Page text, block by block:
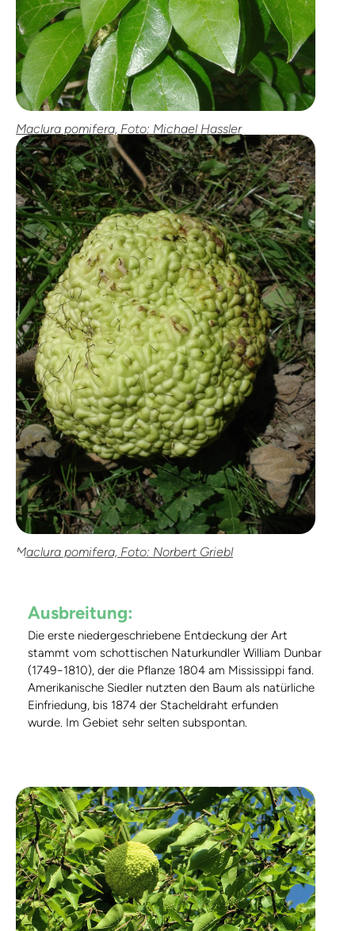
Maclura pomifera, Foto: Michael Hassler
Maclura pomifera, Foto: Norbert Griebl
Ausbreitung:
Die erste niedergeschriebene Entdeckung der Art
stammt vom schottischen Naturkundler William Dunbar
(1749−1810), der die Pflanze 1804 am Mississippi fand.
Amerikanische Siedler nutzten den Baum als natürliche
Einfriedung, bis 1874 der Stacheldraht erfunden
wurde. Im Gebiet sehr selten subspontan.